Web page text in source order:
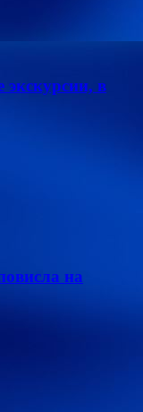
экскурсии, в
на